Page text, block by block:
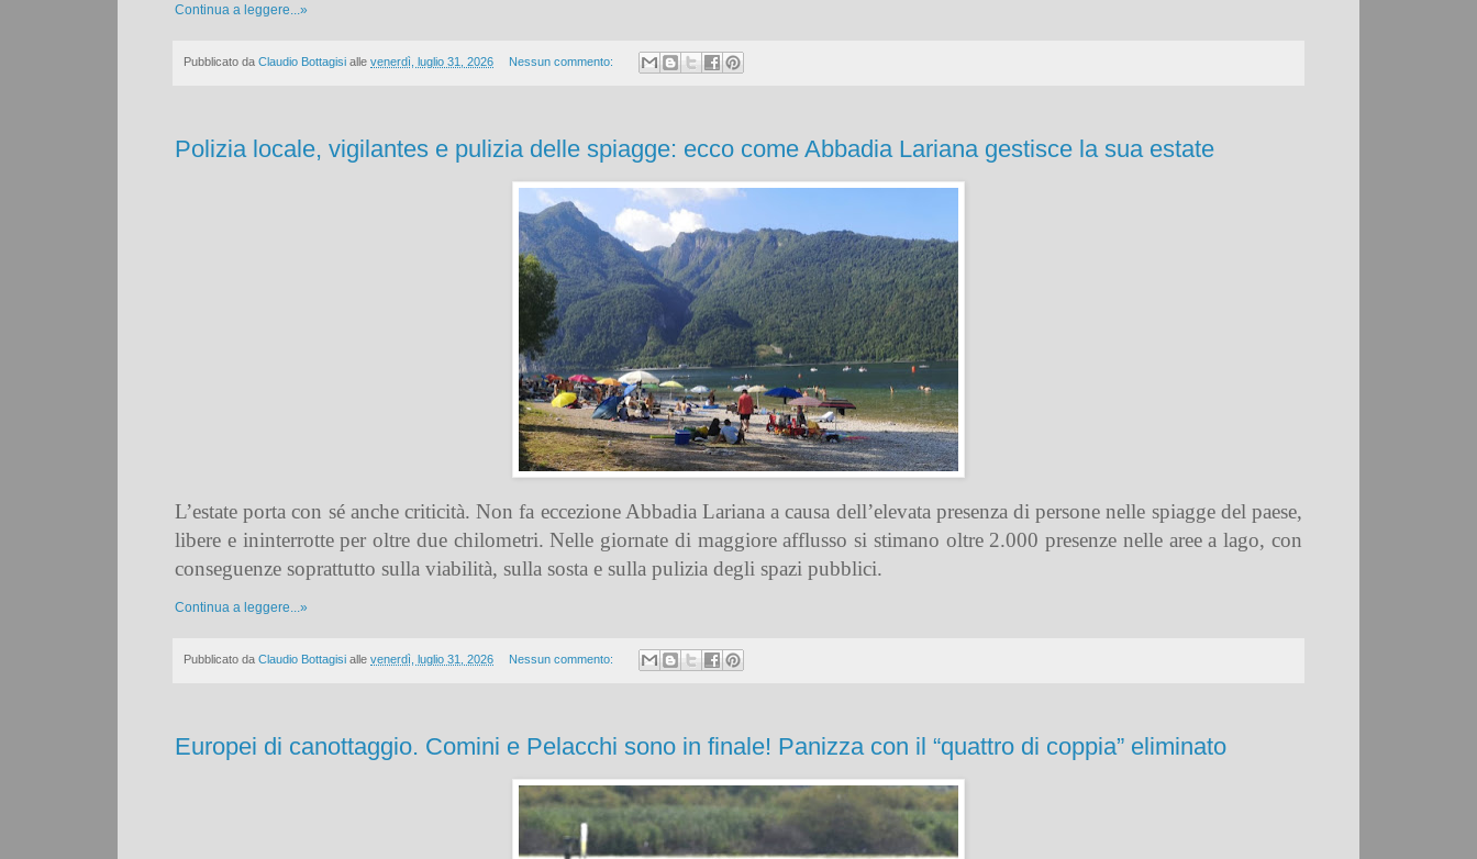
Continua a leggere...»
Pubblicato da Claudio Bottagisi alle venerdì, luglio 31, 2026 Nessun commento:
Polizia locale, vigilantes e pulizia delle spiagge: ecco come Abbadia Lariana gestisce la sua estate
L’estate porta con sé anche criticità. Non fa eccezione Abbadia Lariana a causa dell’elevata presenza di persone nelle spiagge del paese,
libere e ininterrotte per oltre due chilometri. Nelle giornate di maggiore afflusso si stimano oltre 2.000 presenze nelle aree a lago, con
conseguenze soprattutto sulla viabilità, sulla sosta e sulla pulizia degli spazi pubblici.
Continua a leggere...»
Pubblicato da Claudio Bottagisi alle venerdì, luglio 31, 2026 Nessun commento:
Europei di canottaggio. Comini e Pelacchi sono in finale! Panizza con il “quattro di coppia” eliminato